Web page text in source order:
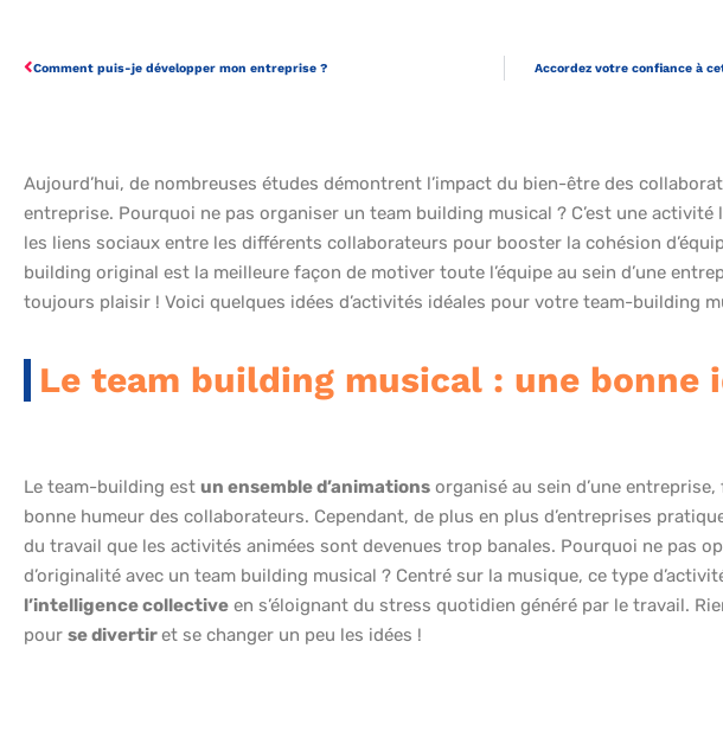
Comment puis-je développer mon entreprise ? Accordez votre confiance à
Aujourd’hui, de nombreuses études démontrent l’impact du bien-être des
entreprise. Pourquoi ne pas organiser un team building musical ? C’est une
les liens sociaux entre les différents collaborateurs pour booster la cohésion
building original est la meilleure façon de motiver toute l’équipe au sein d’une
toujours plaisir ! Voici quelques idées d’activités idéales pour votre team-building
Le team building musical : une bonne
Le team-building est un ensemble d’animations organisé au sein d’une
bonne humeur des collaborateurs. Cependant, de plus en plus d’entreprises
du travail que les activités animées sont devenues trop banales. Pourquoi ne pas
d’originalité avec un team building musical ? Centré sur la musique, ce type
l’intelligence collective en s’éloignant du stress quotidien généré par le travail.
pour se divertiret se changer un peu les idées !